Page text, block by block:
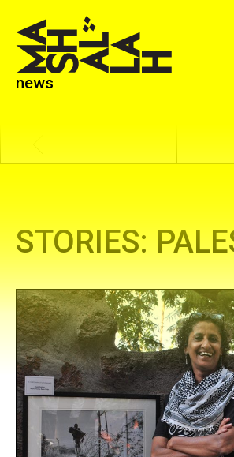
news
Meeting with Ghada Abdel
STORIES: